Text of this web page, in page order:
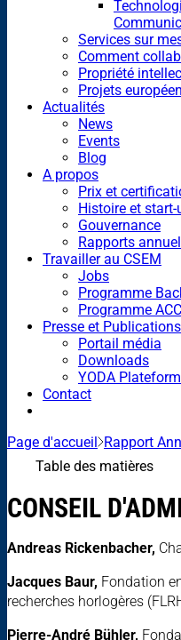
Services sur
Comment
Propriété
Projets
Actualités
News
Events
Blog
A propos
Prix et
Histoire et start-
Gouvernance
Rapports
Travailler au CSEM
Jobs
Programme
Programme
Presse et Publications
Portail média
Downloads
YODA
Contact
Page d'accueil Rapport
Table des matières
CONSEIL
Andreas Rickenbacher,
Jacques Baur, Fondation
recherches horlogères
Pierre-André Bühler,